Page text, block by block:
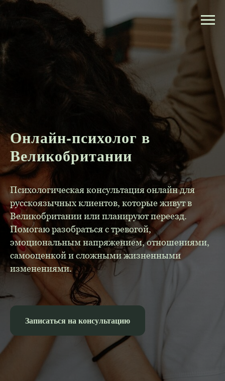
Онлайн-психолог в
Великобритании
Психологическая консультация онлайн для
русскоязычных клиентов, которые живут в
Великобритании или планируют переезд.
Помогаю разобраться с тревогой,
эмоциональным напряжением, отношениями,
самооценкой и сложными жизненными
изменениями.
Записаться на консультацию